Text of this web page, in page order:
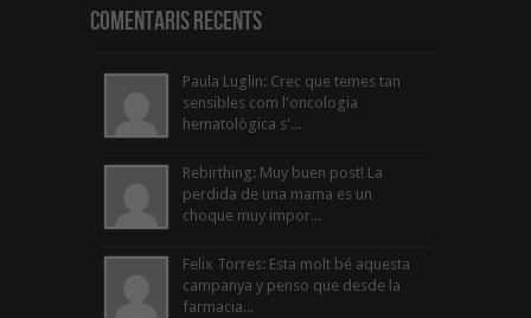
Comentaris Recents
Paula Luglin: Crec que temes tan
sensibles com l'oncologia
hematològica s'...
Rebirthing: Muy buen post! La
perdida de una mama es un
choque muy impor...
Felix Torres: Esta molt bé aquesta
campanya y penso que desde la
farmacia...